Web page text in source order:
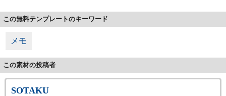
この無料テンプレートのキーワード
メモ
この素材の投稿者
SOTAKU